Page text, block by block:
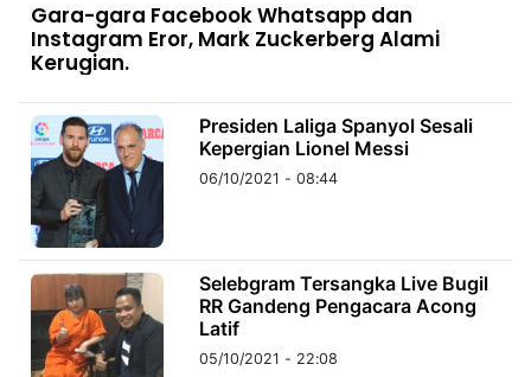
Gara-gara Facebook Whatsapp dan
Instagram Eror, Mark Zuckerberg Alami
Kerugian.
Presiden Laliga Spanyol Sesali
Kepergian Lionel Messi
06/10/2021 - 08:44
Selebgram Tersangka Live Bugil
RR Gandeng Pengacara Acong
Latif
05/10/2021 - 22:08